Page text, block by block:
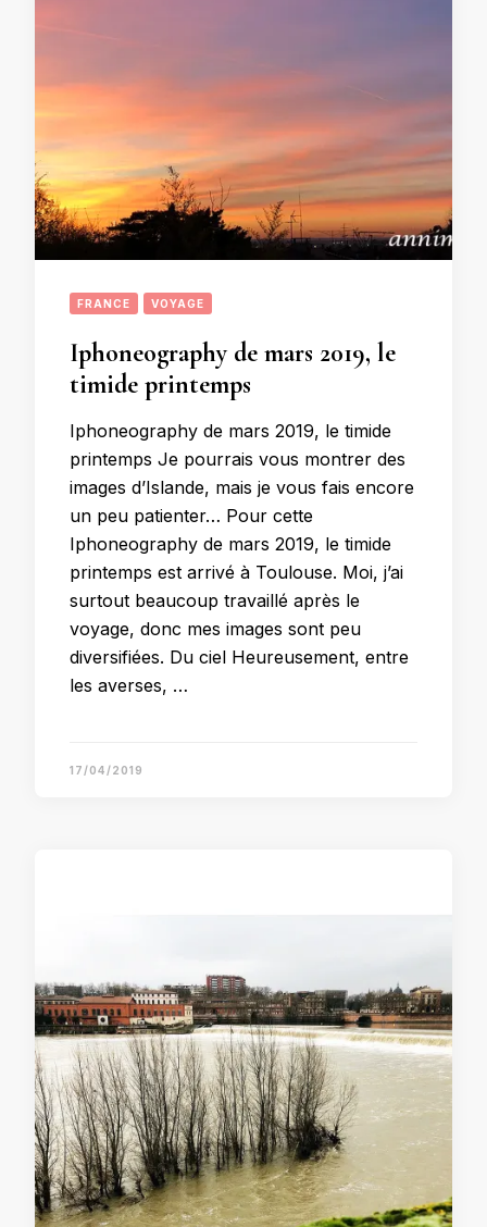
FRANCE VOYAGE
Iphoneography de mars 2019, le
timide printemps
Iphoneography de mars 2019, le timide
printemps Je pourrais vous montrer des
images d’Islande, mais je vous fais encore
un peu patienter… Pour cette
Iphoneography de mars 2019, le timide
printemps est arrivé à Toulouse. Moi, j’ai
surtout beaucoup travaillé après le
voyage, donc mes images sont peu
diversifiées. Du ciel Heureusement, entre
les averses, …
17/04/2019